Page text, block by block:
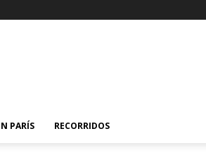
PARÍS RECORRIDOS